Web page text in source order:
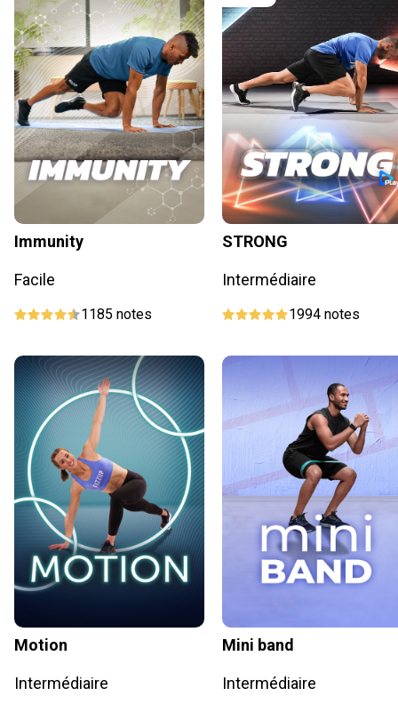
Immunity
Facile
1185 notes
STRONG
Intermédiaire
1994 notes
Motion
Intermédiaire
Mini band
Intermédiaire